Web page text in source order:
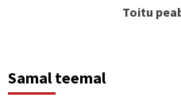
Toitu
Samal teemal